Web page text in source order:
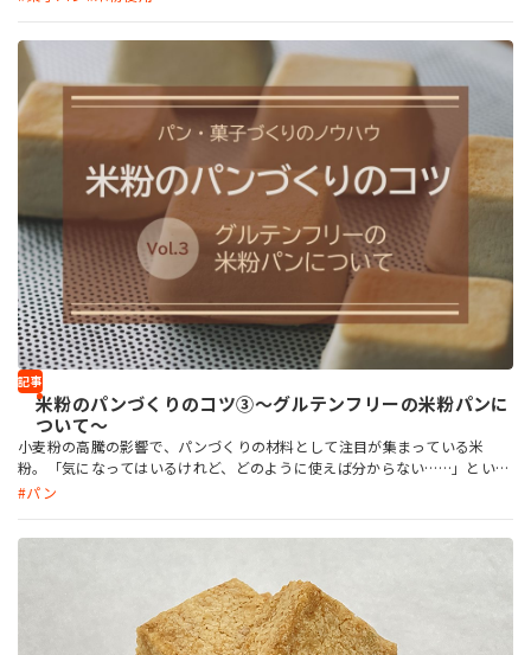
記事
米粉のパンづくりのコツ③～グルテンフリーの米粉パンに
ついて～
小麦粉の高騰の影響で、パンづくりの材料として注目が集まっている米
粉。「気になってはいるけれど、どのように使えば分からない……」という
方も多いのではないでしょうか？そんな「米粉パンを作りたい」方から寄
パン